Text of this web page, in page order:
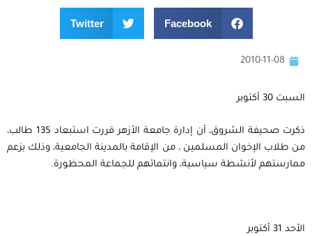
Facebook
Twitter
2010-11-08
السبت 30 أكتوبر
ذكرت صحيفة الشروق، أن إدارة جامعة الأزهر قررت استبعاد 135 طالب،
من طلاب الإخوان المسلمين ، من الإقامة بالمدينة الجامعية، وذلك بزعم
ممارستهم لأنشطة سياسية، وانتمائهم للجماعة المحظورة.
الأحد 31 أكتوبر